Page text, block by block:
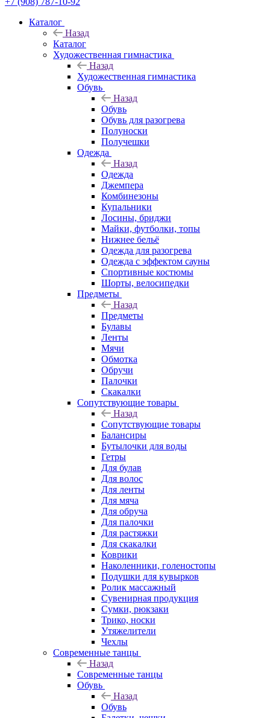
Каталог
Назад
Каталог
Художественная гимнастика
Назад
Художественная гимнастика
Обувь
Назад
Обувь
Обувь для разогрева
Полуноски
Получешки
Одежда
Назад
Одежда
Джемпера
Комбинезоны
Купальники
Лосины, бриджи
Майки, футболки, топы
Нижнее бельё
Одежда для разогрева
Одежда с эффектом сауны
Спортивные костюмы
Шорты, велосипедки
Предметы
Назад
Предметы
Булавы
Ленты
Мячи
Обмотка
Обручи
Палочки
Скакалки
Сопутствующие товары
Назад
Сопутствующие товары
Балансиры
Бутылочки для воды
Гетры
Для булав
Для волос
Для ленты
Для мяча
Для обруча
Для палочки
Для растяжки
Для скакалки
Коврики
Наколенники, голеностопы
Подушки для кувырков
Ролик массажный
Сувенирная продукция
Сумки, рюкзаки
Трико, носки
Утяжелители
Чехлы
Современные танцы
Назад
Современные танцы
Обувь
Назад
Обувь